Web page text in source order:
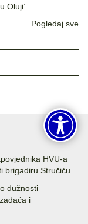
Oluji’
Pogledaj sve
HVU-a
brigadiru Stručiću
dužnosti
i